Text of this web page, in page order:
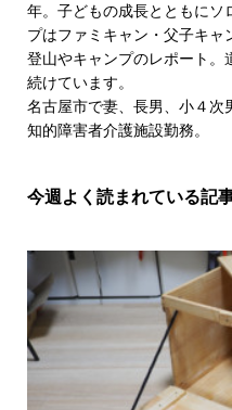
年。子どもの成長とともにソ
プはファミキャン・父子キャ
登山やキャンプのレポート。
続けています。
名古屋市で妻、長男、小４次
知的障害者介護施設勤務。
今週よく読まれている記